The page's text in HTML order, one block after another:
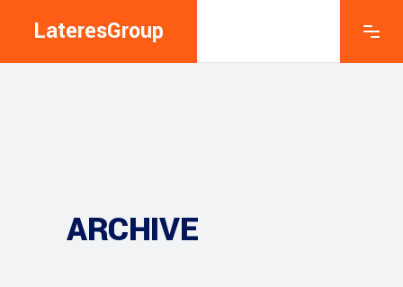
LateresGroup
ARCHIVE